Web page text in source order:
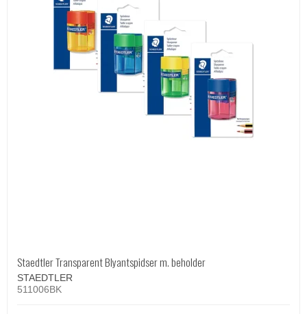
Staedtler Transparent Blyantspidser m. beholder
STAEDTLER
511006BK